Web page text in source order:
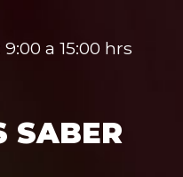
a 15:00 hrs
SABER